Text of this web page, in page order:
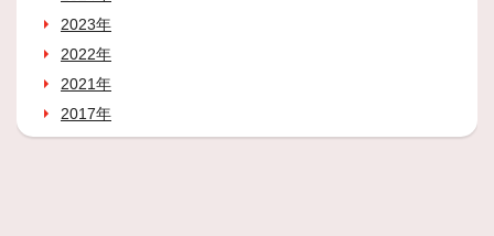
2023年
2022年
2021年
2017年